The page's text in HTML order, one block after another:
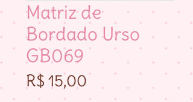
Matriz de
Bordado Urso
GB069
R$ 15,00Preço